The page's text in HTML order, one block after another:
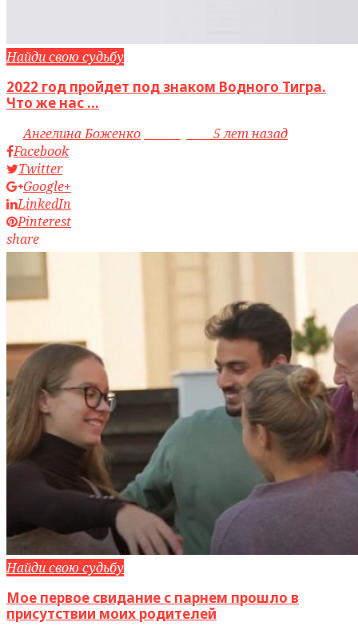
Найди свою судьбу
2022 год пройдет под знаком Водного Тигра.
Что же нас ...
byАнгелина Боженко
5 лет назад
Facebook
Twitter
Google+
LinkedIn
Pinterest
share
Найди свою судьбу
Мое первое свидание с парнем прошло в
присутствии моих родителей